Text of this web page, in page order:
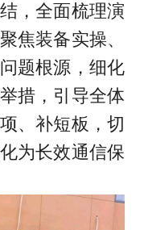
，全面梳理演
焦装备实操、
题根源，细化
措，引导全体
、补短板，切
为长效通信保